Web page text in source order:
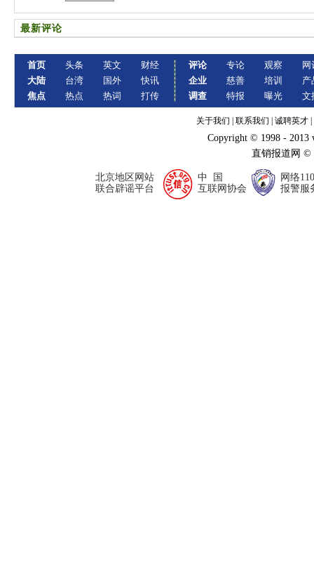
最新评论
首页
大陆
焦点
头条
台湾
热点
英文
国外
热词
财经
快讯
打传
评论
企业
调查
专论
慈善
特报
观察
培训
曝光
网
产
文
关于我们 联系我们 诚聘英才
Copyright © 1998 - 2013
直销报道网
北京地区网站
联合辟谣平台
中 国
互联网协会
网络110
报警服